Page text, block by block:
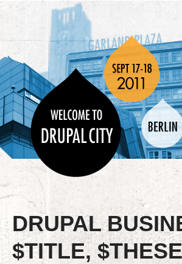
DRUPAL
$TITLE,